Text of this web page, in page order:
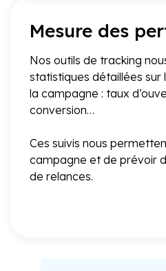
Mesure des
Nos outils de tracking
statistiques détaillées
la campagne : taux
conversion…
Ces suivis nous
campagne et de prévoir
de relances.